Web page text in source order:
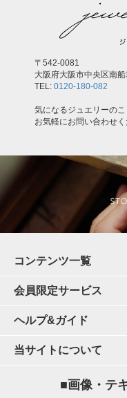
〒542-0081
大阪府大阪市中央区南船
TEL: 0120-180-082
気になるジュエリーのこ
お気軽にお問い合わせく
コンテンツ一覧
会員限定サービス
ヘルプ&ガイド
当サイトについて
■画像・テ